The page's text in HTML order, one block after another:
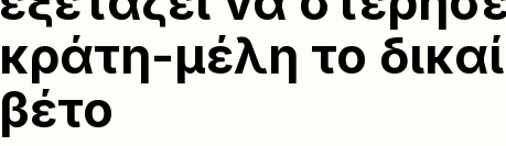
κράτη-μέλη το
βέτο